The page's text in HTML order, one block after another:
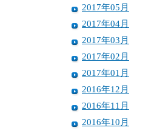
2017年05月
2017年04月
2017年03月
2017年02月
2017年01月
2016年12月
2016年11月
2016年10月